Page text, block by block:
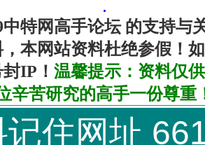
.
特网高手论坛 的支持与
本网站资料杜绝参假！
IP！ 温馨提示：资料仅
辛苦研究的高手一份尊重
住网址